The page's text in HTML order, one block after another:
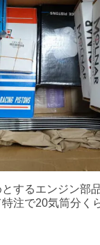
するエンジン部
注で20気筒分く